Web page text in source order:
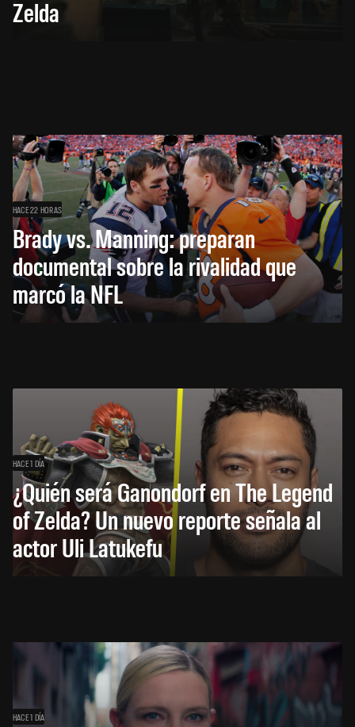
Zelda
HACE 22 HORAS
Brady vs. Manning: preparan
documental sobre la rivalidad que
marcó la NFL
HACE 1 DÍA
¿Quién será Ganondorf en The Legend
of Zelda? Un nuevo reporte señala al
actor Uli Latukefu
HACE 1 DÍA